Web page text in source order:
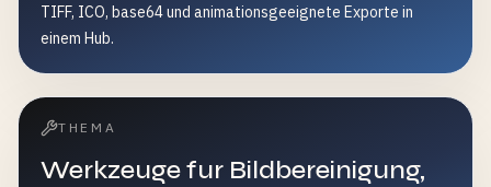
TIFF, ICO, base64 und animationsgeeignete Exporte in
einem Hub.
THEMA
Werkzeuge fur Bildbereinigung,